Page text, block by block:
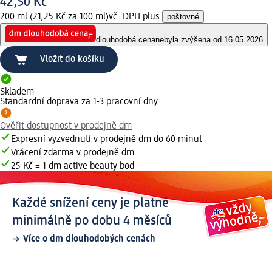
200 ml (21,25 Kč za 100 ml)vč. DPH plus poštovné
dlouhodobá cenanebyla zvýšena od 16.05.2026
Vložit do košíku
Skladem
Standardní doprava za 1-3 pracovní dny
Ověřit dostupnost v prodejně dm
Expresní vyzvednutí v prodejně dm do 60 minut
Vrácení zdarma v prodejně dm
25 Kč = 1 dm active beauty bod
Každé snížení ceny je platné
minimálně po dobu 4 měsíců
Více o dm dlouhodobých cenách